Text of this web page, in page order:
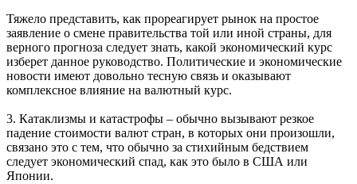
Тяжело представить, как прореагирует рынок на простое
заявление о смене правительства той или иной страны, для
верного прогноза следует знать, какой экономический курс
изберет данное руководство. Политические и экономические
новости имеют довольно тесную связь и оказывают
комплексное влияние на валютный курс.
3. Катаклизмы и катастрофы – обычно вызывают резкое
падение стоимости валют стран, в которых они произошли,
связано это с тем, что обычно за стихийным бедствием
следует экономический спад, как это было в США или
Японии.